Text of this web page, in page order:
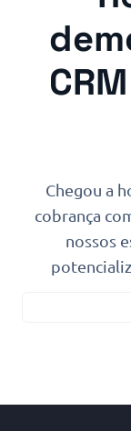
Chegou a
cobrança
nossos